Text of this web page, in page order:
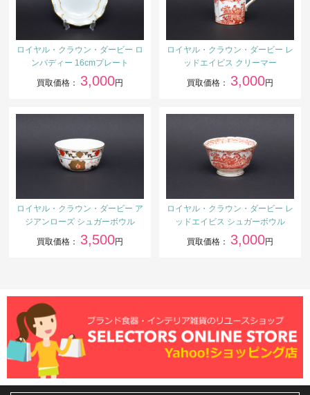
ロイヤル・クラウン・ダービー ロ
ンバディー 16cmプレート
買取価格： 3,000円
ロイヤル・クラウン・ダービー レ
ッドエイビス クリーマー
買取価格： 3,000円
ロイヤル・クラウン・ダービー ア
ジアンローズ シュガーボウル
買取価格： 3,500円
ロイヤル・クラウン・ダービー レ
ッドエイビス シュガーボウル
買取価格： 3,000円